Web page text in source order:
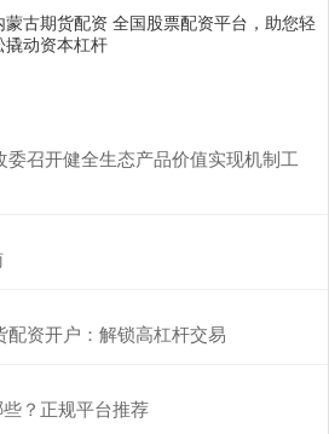
蒙古期货配资 全国股票配资平台，助您轻
撬动资本杠杆
委召开健全生态产品价值实现机制工
资开户：解锁高杠杆交易
？正规平台推荐